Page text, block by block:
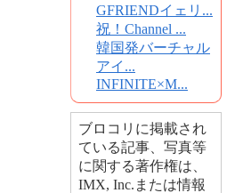
GFRIENDイェリ...
祝！Channel ...
韓国発バーチャル
アイ...
INFINITE×M...
ブロコリに掲載され
ている記事、写真等
に関する著作権は、
IMX, Inc.または情報